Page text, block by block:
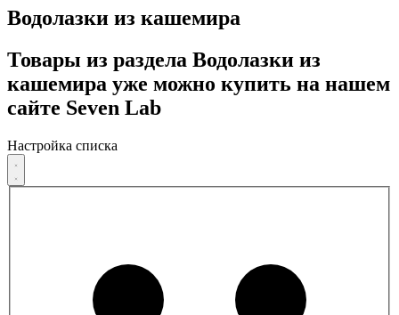
Водолазки из кашемира
Товары из раздела Водолазки из
кашемира уже можно купить на нашем
сайте Seven Lab
Настройка списка